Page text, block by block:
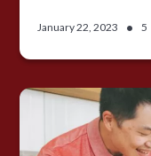
January 22, 2023 • 5